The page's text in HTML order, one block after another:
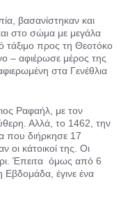
βασανίστηκαν και
στο σώμα με μεγάλα
τάξιμο προς τη Θεοτόκο
– αφιέρωσε μέρος της
στα Γενέθλια
Ραφαήλ, με τον
Αλλά, το 1462, την
που διήρκησε 17
οι κάτοικοί της. Οι
Έπειτα όμως από 6
Εβδομάδα, έγινε ένα